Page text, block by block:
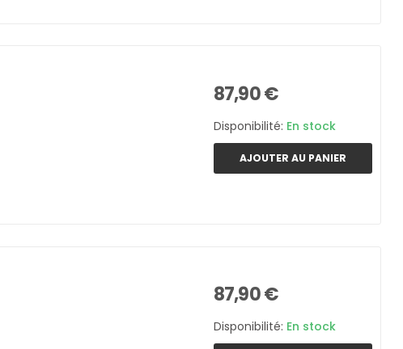
87,90 €
Disponibilité: En stock
AJOUTER AU PANIER
87,90 €
Disponibilité: En stock